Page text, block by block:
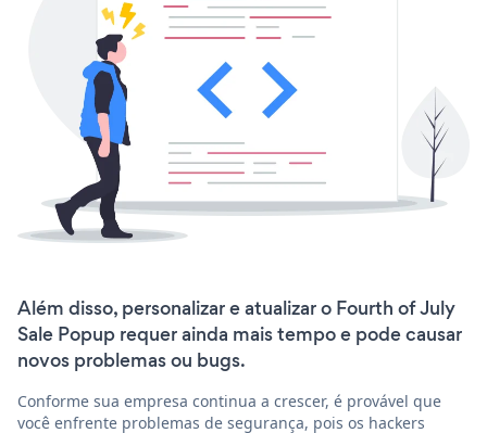
Além disso, personalizar e atualizar o Fourth of July
Sale Popup requer ainda mais tempo e pode causar
novos problemas ou bugs.
Conforme sua empresa continua a crescer, é provável que
você enfrente problemas de segurança, pois os hackers